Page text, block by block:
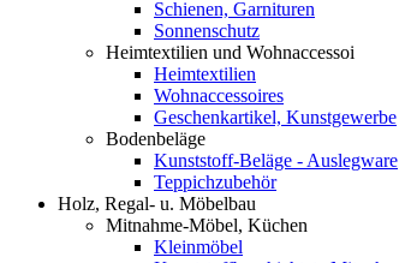
Schienen, Garnituren
Sonnenschutz
Heimtextilien und Wohnaccessoi
Heimtextilien
Wohnaccessoires
Geschenkartikel, Kunstgewerbe
Bodenbeläge
Kunststoff-Beläge - Auslegware
Teppichzubehör
Holz, Regal- u. Möbelbau
Mitnahme-Möbel, Küchen
Kleinmöbel